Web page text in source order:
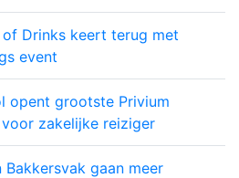
Drinks keert terug met
event
opent grootste Privium
zakelijke reiziger
Bakkersvak gaan meer